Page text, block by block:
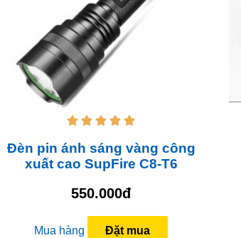
    
Đèn pin ánh sáng vàng công
xuất cao SupFire C8-T6
550.000đ
Mua hàng Đặt mua